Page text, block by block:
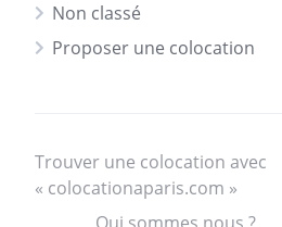
Non classé
Proposer une colocation
Trouver une colocation avec
« colocationaparis.com »